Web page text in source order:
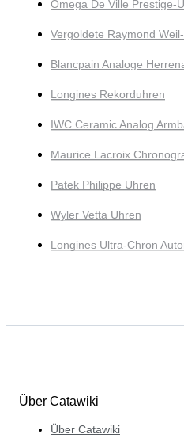
Omega De Ville Prestige-
Vergoldete Raymond
Blancpain Analoge
Longines Rekorduhren
IWC Ceramic Analog
Maurice Lacroix
Patek Philippe Uhren
Wyler Vetta Uhren
Longines Ultra-Chron
Über Catawiki
Über Catawiki